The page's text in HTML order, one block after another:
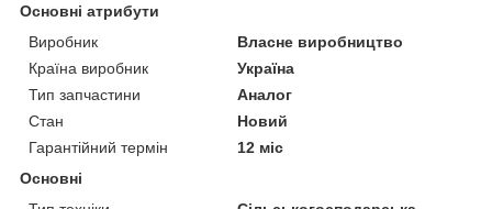
Основні атрибути
Виробник
Власне виробництво
Країна виробник
Україна
Тип запчастини
Аналог
Стан
Новий
Гарантійний термін
12 міс
Основні